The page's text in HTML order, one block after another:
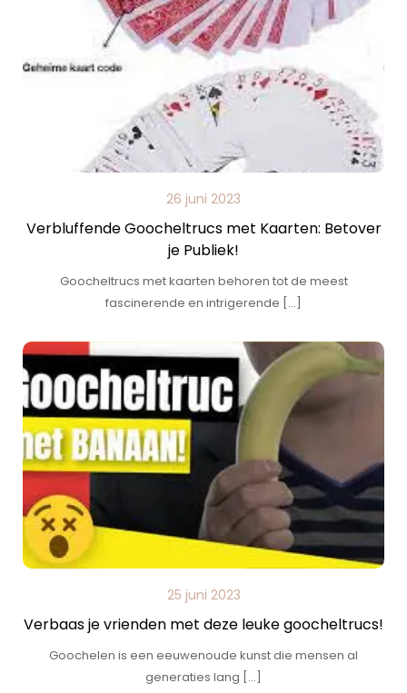
26 juni 2023
Verbluffende Goocheltrucs met Kaarten: Betover
je Publiek!
Goocheltrucs met kaarten behoren tot de meest
fascinerende en intrigerende […]
25 juni 2023
Verbaas je vrienden met deze leuke goocheltrucs!
Goochelen is een eeuwenoude kunst die mensen al
generaties lang […]